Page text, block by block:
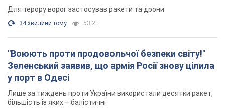
Для терору ворог застосував ракети та дрони
34 хвилини тому 53,2 т.
"Воюють проти продовольчої безпеки світу!"
Зеленський заявив, що армія Росії знову цілила
у порт в Одесі
Лише за тиждень проти України використали десятки ракет,
більшість із яких – балістичні